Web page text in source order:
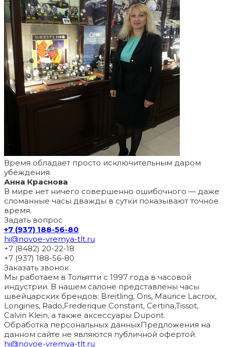
Время обладает просто исключительным даром
убеждения.
Анна Краснова
В мире нет ничего совершенно ошибочного — даже
сломанные часы дважды в сутки показывают точное
время.
Задать вопрос
+7 (937) 188-56-80
hi@novoe-vremya-tlt.ru
+7 (8482) 20-22-18
+7 (937) 188-56-80
Заказать звонок
Мы работаем в Тольятти с 1997 года в часовой
индустрии. В нашем салоне представлены часы
швейцарских брендов: Breitling, Oris, Maurice Lacroix,
Longines, Rado,Frederique Constant, Certina,Tissot,
Calvin Klein, а также аксессуары Dupont.
Обработка персональных данныхПредложения на
данном сайте не являются публичной офертой.
hi@novoe-vremya-tlt.ru